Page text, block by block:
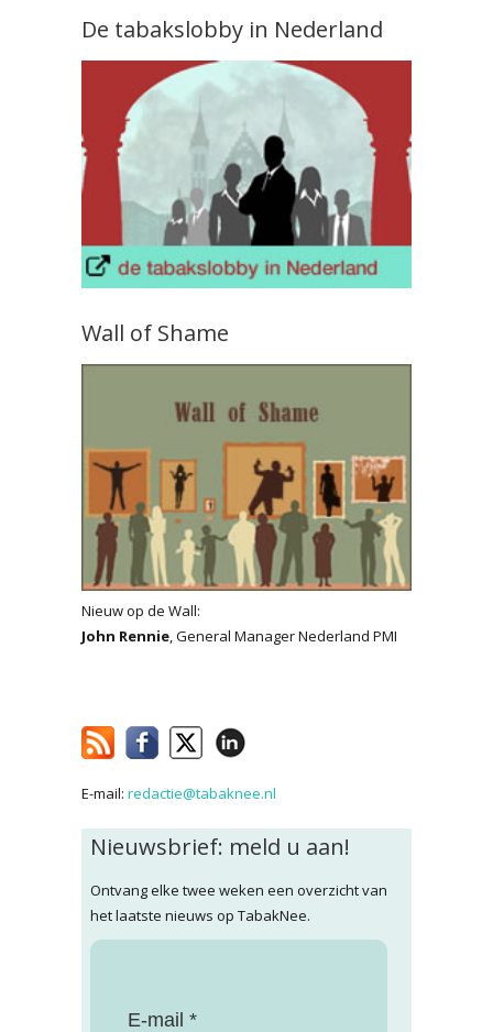
De tabakslobby in Nederland
Wall of Shame
Nieuw op de Wall:
John Rennie, General Manager Nederland PMI
E-mail: redactie@tabaknee.nl
Nieuwsbrief: meld u aan!
Ontvang elke twee weken een overzicht van
het laatste nieuws op TabakNee.
E-mail *